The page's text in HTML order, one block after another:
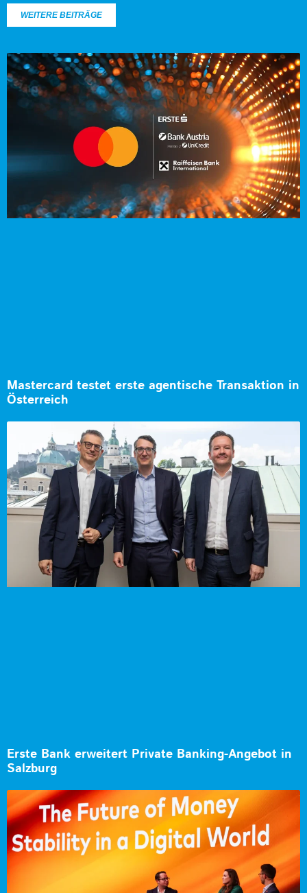
WEITERE BEITRÄGE
Mastercard testet erste agentische Transaktion in
Österreich
Erste Bank erweitert Private Banking-Angebot in
Salzburg